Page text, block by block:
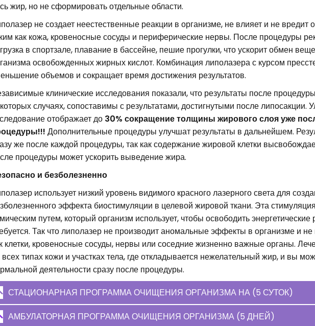
жир, но не сформировать отдельные области.
не создает неестественные реакции в организме, не влияет и не
как кожа, кровеносные сосуды и периферические нервы. После процедуры
в спортзале, плавание в бассейне, пешие прогулки, что ускорит обмен
освобожденных жирных кислот. Комбинация липолазера с курсом
объемов и сокращает время достижения результатов.
клинические исследования показали, что результаты после
случаях, сопоставимы с результатами, достигнутыми после липосакции.
отображает до 30% сокращение толщины жирового слоя уже
Дополнительные процедуры улучшат результаты в дальнейшем.
же после каждой процедуры, так как содержание жировой клетки
процедуры может ускорить выведение жира.
и безболезненно
использует низкий уровень видимого красного лазерного света для
эффекта биостимуляции в целевой жировой ткани. Эта
путем, который организм использует, чтобы освободить энергетические
Так что липолазер не производит аномальные эффекты в организме и не
клетки, кровеносные сосуды, нервы или соседние жизненно важные органы.
типах кожи и участках тела, где откладывается нежелательный жир, и вы
деятельности сразу после процедуры.
СТАЦИОНАРНАЯ ПРОГРАММА ОЧИЩЕНИЯ ОРГАНИЗМА НА (5 СУТОК)
АМБУЛАТОРНАЯ ПРОГРАММА ОЧИЩЕНИЯ ОРГАНИЗМА (5 ДНЕЙ)